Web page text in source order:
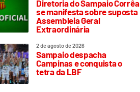
Diretoria do Sampaio Corrêa
se manifesta sobre suposta
Assembleia Geral
Extraordinária
2 de agosto de 2026
Sampaio despacha
Campinas e conquista o
tetra da LBF